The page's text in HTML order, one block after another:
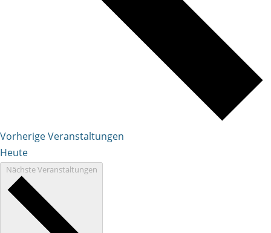
VorherigeVeranstaltungen
Heute
NächsteVeranstaltungen